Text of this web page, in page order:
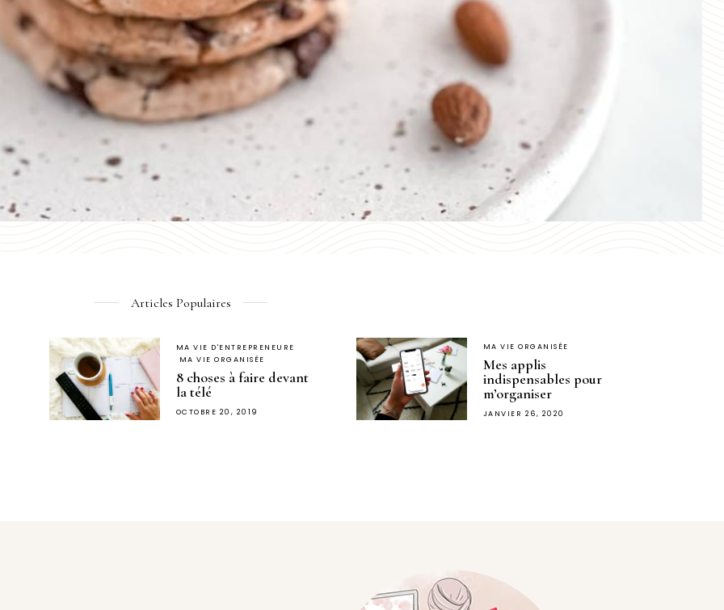
Articles Populaires
MA VIE D'ENTREPRENEURE
MA VIE ORGANISÉE
8 choses à faire devant
la télé
OCTOBRE 20, 2019
MA VIE ORGANISÉE
Mes applis
indispensables pour
m’organiser
JANVIER 26, 2020